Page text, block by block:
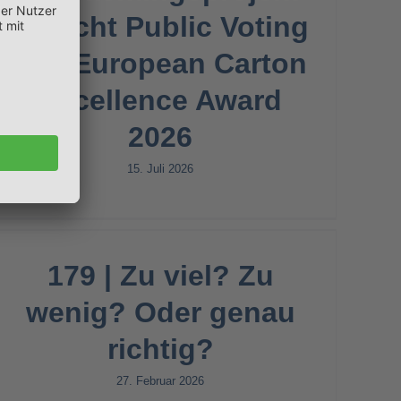
erreicht Public Voting
des European Carton
Excellence Award
2026
15. Juli 2026
179 | Zu viel? Zu
wenig? Oder genau
richtig?
27. Februar 2026